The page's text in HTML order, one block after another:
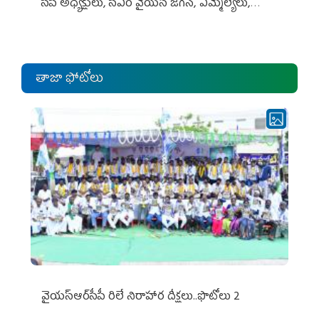
సీపీ అధ్య‌క్షులు, సీఎం వైయ‌స్ జ‌గ‌న్, ఎమ్మెల్యేలు,
తాజా ఫోటోలు
వైయ‌స్ఆర్‌సీపీ రిలే నిరాహార దీక్షలు..ఫొటోలు 2